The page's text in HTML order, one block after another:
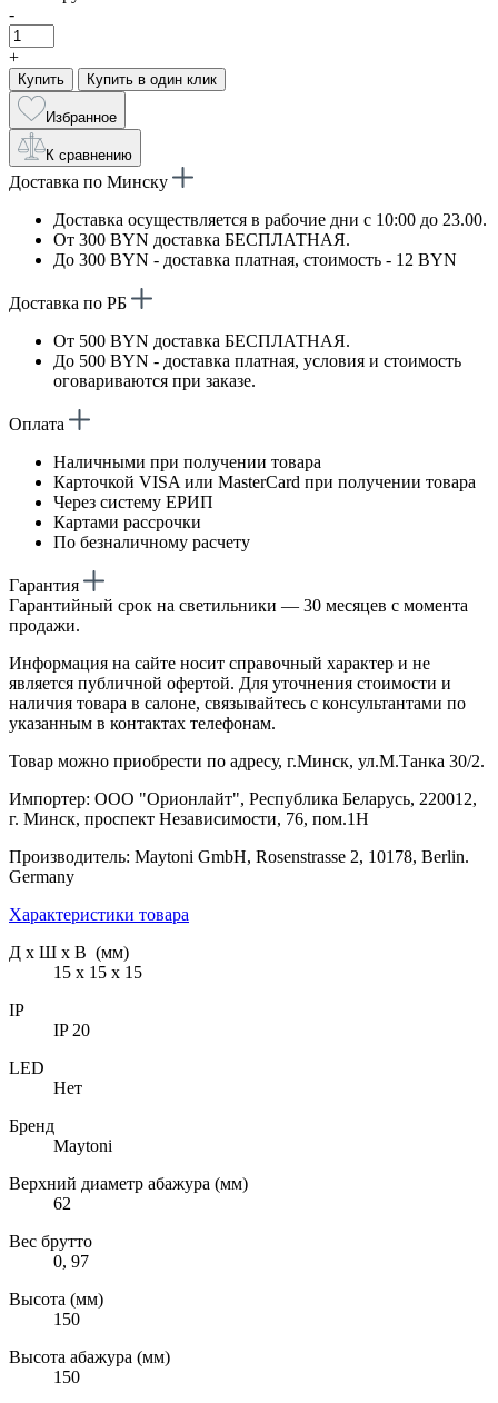
-
+
Купить Купить в один клик
Избранное
К сравнению
Доставка по Минску
Доставка осуществляется в рабочие дни с 10:00 до 23.00.
От 300 BYN доставка БЕСПЛАТНАЯ.
До 300 BYN - доставка платная, стоимость - 12 BYN
Доставка по РБ
От 500 BYN доставка БЕСПЛАТНАЯ.
До 500 BYN - доставка платная, условия и стоимость
оговариваются при заказе.
Оплата
Наличными при получении товара
Карточкой VISA или MasterCard при получении товара
Через систему ЕРИП
Картами рассрочки
По безналичному расчету
Гарантия
Гарантийный срок на светильники — 30 месяцев с момента
продажи.
Информация на сайте носит справочный характер и не
является публичной офертой. Для уточнения стоимости и
наличия товара в салоне, связывайтесь с консультантами по
указанным в контактах телефонам.
Товар можно приобрести по адресу, г.Минск, ул.М.Танка 30/2.
Импортер: ООО "Орионлайт", Республика Беларусь, 220012,
г. Минск, проспект Независимости, 76, пом.1Н
Производитель: Maytoni GmbH, Rosenstrasse 2, 10178, Berlin.
Germany
Характеристики товара
Д х Ш х В (мм)
15 х 15 х 15
IP
IP 20
LED
Нет
Бренд
Maytoni
Верхний диаметр абажура (мм)
62
Вес брутто
0, 97
Высота (мм)
150
Высота абажура (мм)
150